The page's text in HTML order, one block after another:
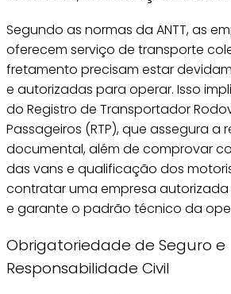
Segundo as normas da ANTT, as
oferecem serviço de transporte
fretamento precisam estar
e autorizadas para operar. Isso
do Registro de Transportador
Passageiros (RTP), que assegura a
documental, além de comprovar
das vans e qualificação dos
contratar uma empresa autorizada
e garante o padrão técnico da
Obrigatoriedade de Seguro e
Responsabilidade Civil